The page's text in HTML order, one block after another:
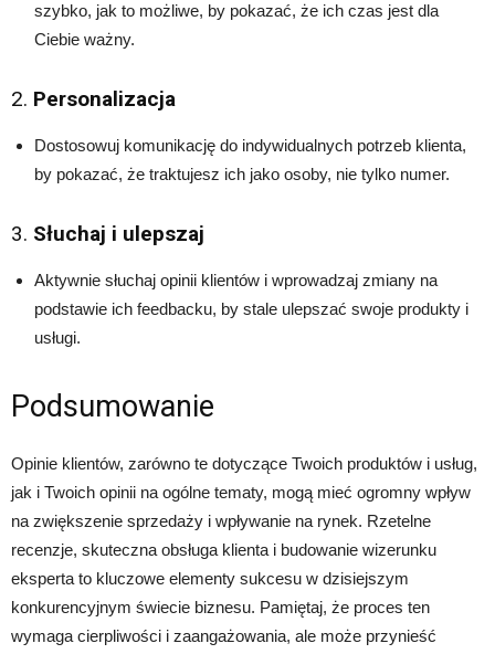
szybko, jak to możliwe, by pokazać, że ich czas jest dla
Ciebie ważny.
2. Personalizacja
Dostosowuj komunikację do indywidualnych potrzeb klienta,
by pokazać, że traktujesz ich jako osoby, nie tylko numer.
3. Słuchaj i ulepszaj
Aktywnie słuchaj opinii klientów i wprowadzaj zmiany na
podstawie ich feedbacku, by stale ulepszać swoje produkty i
usługi.
Podsumowanie
Opinie klientów, zarówno te dotyczące Twoich produktów i usług,
jak i Twoich opinii na ogólne tematy, mogą mieć ogromny wpływ
na zwiększenie sprzedaży i wpływanie na rynek. Rzetelne
recenzje, skuteczna obsługa klienta i budowanie wizerunku
eksperta to kluczowe elementy sukcesu w dzisiejszym
konkurencyjnym świecie biznesu. Pamiętaj, że proces ten
wymaga cierpliwości i zaangażowania, ale może przynieść